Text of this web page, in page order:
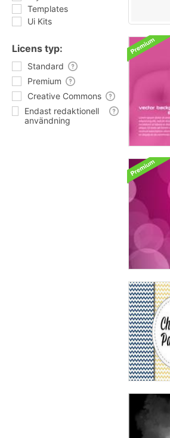
Templates
Ui Kits
Licens typ:
Standard
Premium
Creative Commons
Endast redaktionell
användning